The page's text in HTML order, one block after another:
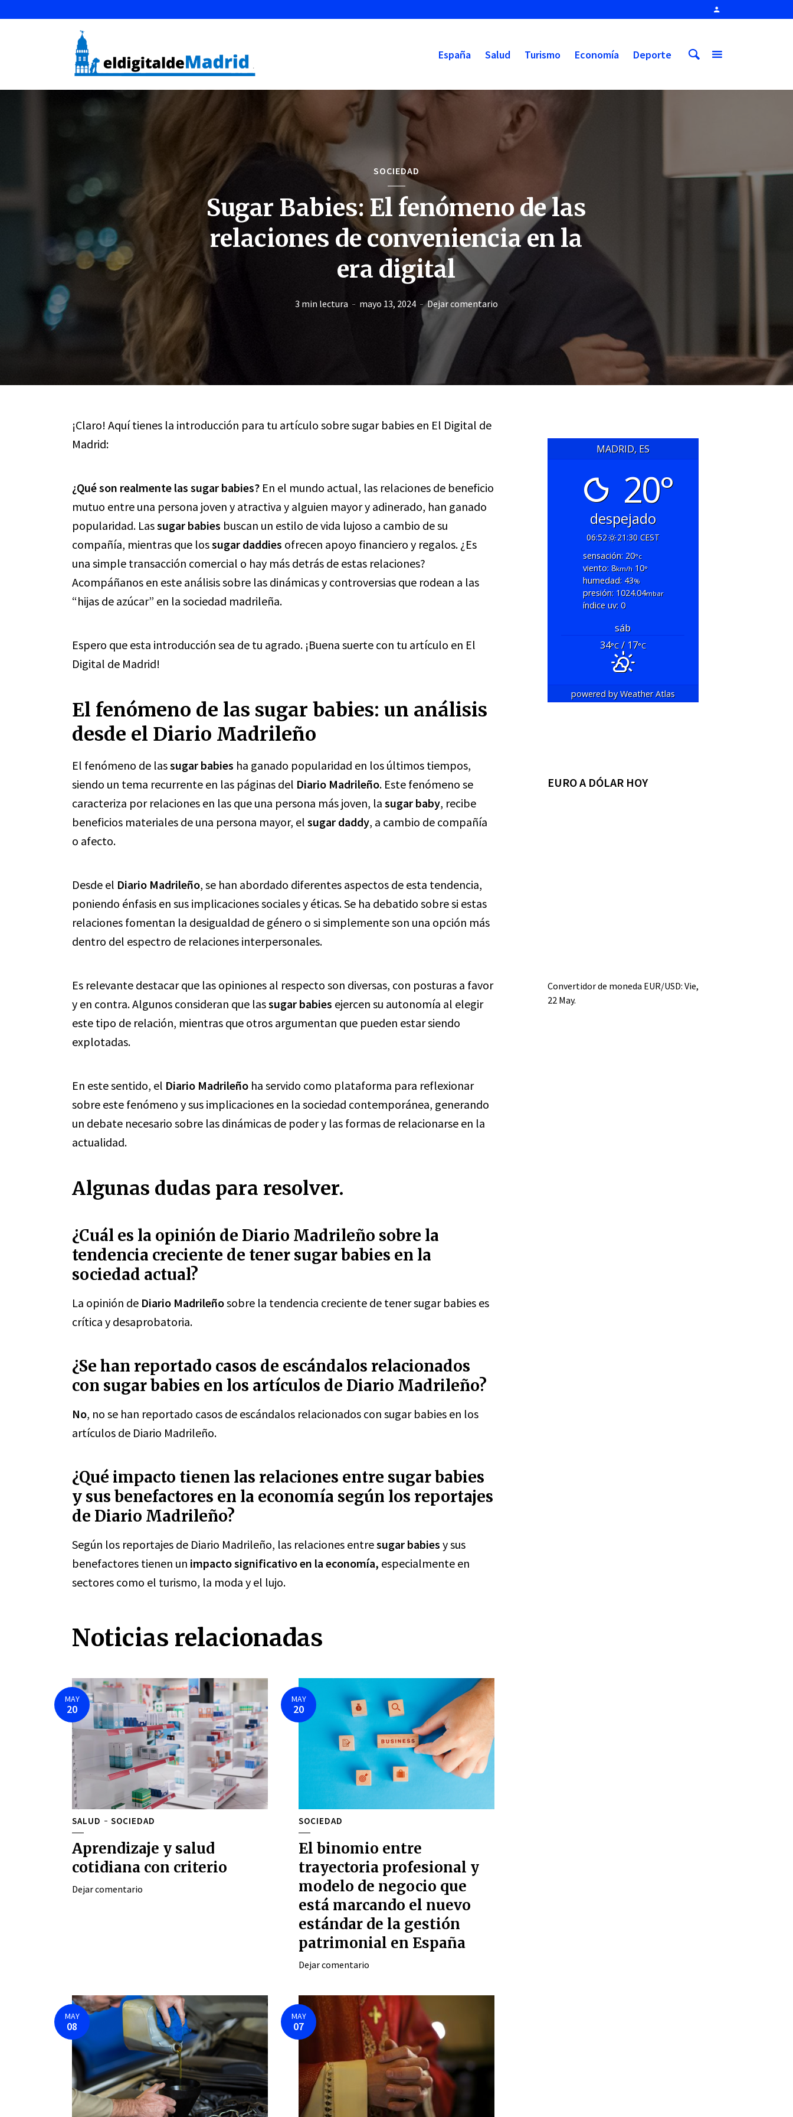
España Salud Turismo Economía Deporte
SOCIEDAD
Sugar Babies: El fenómeno de las
relaciones de conveniencia en la
era digital
3 min lectura mayo 13, 2024 Dejar comentario
¡Claro! Aquí tienes la introducción para tu artículo sobre sugar babies en El Digital de
Madrid:
¿Qué son realmente las sugar babies? En el mundo actual, las relaciones de beneficio
mutuo entre una persona joven y atractiva y alguien mayor y adinerado, han ganado
popularidad. Lassugar babies buscan un estilo de vida lujoso a cambio de su
compañía, mientras que lossugar daddies ofrecen apoyo financiero y regalos. ¿Es
una simple transacción comercial o hay más detrás de estas relaciones?
Acompáñanos en este análisis sobre las dinámicas y controversias que rodean a las
“hijas de azúcar” en la sociedad madrileña.
Espero que esta introducción sea de tu agrado. ¡Buena suerte con tu artículo en El
Digital de Madrid!
El fenómeno de las sugar babies: un análisis
desde el Diario Madrileño
El fenómeno de lassugar babies ha ganado popularidad en los últimos tiempos,
siendo un tema recurrente en las páginas del Diario Madrileño. Este fenómeno se
caracteriza por relaciones en las que una persona más joven, la sugar baby, recibe
beneficios materiales de una persona mayor, el sugar daddy, a cambio de compañía
o afecto.
Desde el Diario Madrileño, se han abordado diferentes aspectos de esta tendencia,
poniendo énfasis en sus implicaciones sociales y éticas. Se ha debatido sobre si estas
relaciones fomentan la desigualdad de género o si simplemente son una opción más
dentro del espectro de relaciones interpersonales.
Es relevante destacar que las opiniones al respecto son diversas, con posturas a favor
y en contra. Algunos consideran que lassugar babies ejercen su autonomía al elegir
este tipo de relación, mientras que otros argumentan que pueden estar siendo
explotadas.
En este sentido, el Diario Madrileño ha servido como plataforma para reflexionar
sobre este fenómeno y sus implicaciones en la sociedad contemporánea, generando
un debate necesario sobre las dinámicas de poder y las formas de relacionarse en la
actualidad.
Algunas dudas para resolver.
¿Cuál es la opinión de Diario Madrileño sobre la
tendencia creciente de tener sugar babies en la
sociedad actual?
La opinión de Diario Madrileñosobre la tendencia creciente de tener sugar babies es
crítica y desaprobatoria.
¿Se han reportado casos de escándalos relacionados
con sugar babies en los artículos de Diario Madrileño?
No, no se han reportado casos de escándalos relacionados con sugar babies en los
artículos de Diario Madrileño.
¿Qué impacto tienen las relaciones entre sugar babies
y sus benefactores en la economía según los reportajes
de Diario Madrileño?
Según los reportajes de Diario Madrileño, las relaciones entresugar babies y sus
benefactores tienen un impacto significativo en la economía, especialmente en
sectores como el turismo, la moda y el lujo.
Noticias relacionadas
MAY
20
SALUD SOCIEDAD
Aprendizaje y salud
cotidiana con criterio
Dejar comentario
MAY
20
SOCIEDAD
El binomio entre
trayectoria profesional y
modelo de negocio que
está marcando el nuevo
estándar de la gestión
patrimonial en España
Dejar comentario
MAY
08
MAY
07
MADRID, ES
20°
despejado
06:52
21:30 CEST
sensación: 20°c
viento: 8km/h10°
humedad: 43%
presión: 1024.04mbar
índice uv: 0
sáb
34°C/ 17°C
powered byWeather Atlas
EURO A DÓLAR HOY
Convertidor de moneda EUR/USD: Vie,
22 May.